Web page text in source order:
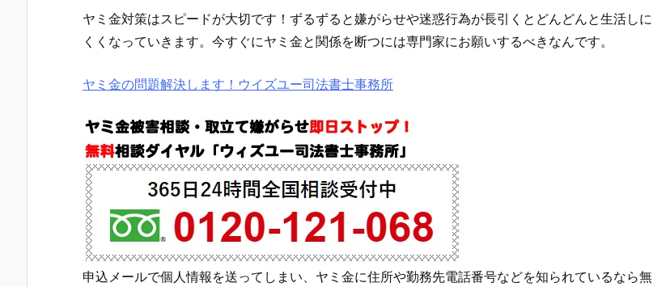
ヤミ金対策はスピードが大切です！ずるずると嫌がらせや迷惑行為が長引くとどんどんと生活しに
くくなっていきます。今すぐにヤミ金と関係を断つには専門家にお願いするべきなんです。
ヤミ金の問題解決します！ウイズユー司法書士事務所
申込メールで個人情報を送ってしまい、ヤミ金に住所や勤務先電話番号などを知られているなら無